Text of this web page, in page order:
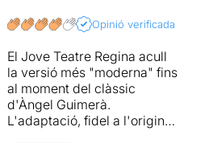
Opinió verificada
El Jove Teatre Regina acull
la versió més "moderna" fins
al moment del clàssic
d'Àngel Guimerà.
L'adaptació, fidel a l'original,